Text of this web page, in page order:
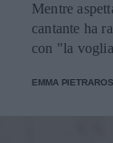
Mentre
cantante ha
con "la
EMMA